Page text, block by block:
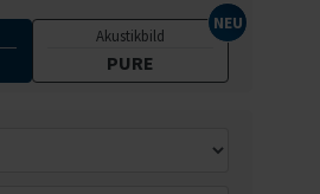
Akustikbild
PURE